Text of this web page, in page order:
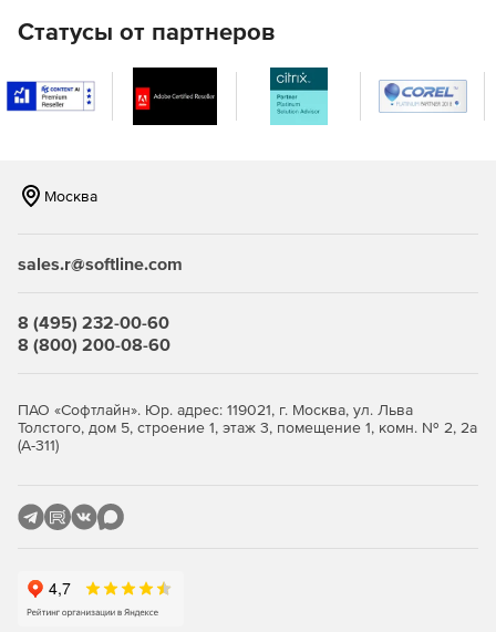
Directory.
Мгновенная очистка Active Directory (от устаревших
объектов).
Автоматическая и плановая инвентаризация систем с
ОС Windows с экспортом данных в HTML, CSV, БД
Средства миграции Windows Active Directory между
доменами и серверами.
компьютеров из режима сна (технология Wake On
LAN).
параметров функции контроля учетных записей,
брандмауэра.
Статусы от партнеров
Москва
sales.r@softline.com
8 (495) 232-00-60
8 (800) 200-08-60
ПАО «Софтлайн». Юр. адрес: 119021, г. Москва, ул. Льва
Толстого, дом 5, строение 1, этаж 3, помещение 1, комн. № 2, 2а
(А-311)